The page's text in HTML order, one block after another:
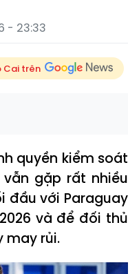
- 23:33
Cai trên
quyền kiểm soát
gặp rất nhiều
đầu với Paraguay
và để đối thủ
may rủi.